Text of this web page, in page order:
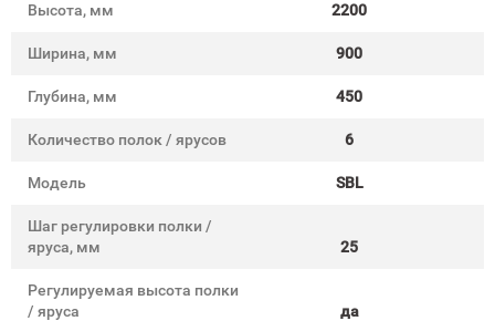
Высота, мм 2200
Ширина, мм 900
Глубина, мм 450
Количество полок / ярусов 6
Модель SBL
Шаг регулировки полки /
яруса, мм
25
Регулируемая высота полки
/ яруса
да